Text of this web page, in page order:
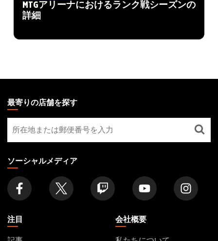
MTGアリーナにおけるランク戦シーズンの
詳細
THE
GATHERING
FOOTER
最寄りの店舗を探す
寄
り
の
店
舗
を
探
ソーシャルメディア
注目
会社概要